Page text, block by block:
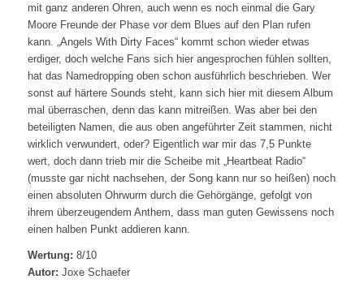
mit ganz anderen Ohren, auch wenn es noch einmal die Gary
Moore Freunde der Phase vor dem Blues auf den Plan rufen
kann. „Angels With Dirty Faces“ kommt schon wieder etwas
erdiger, doch welche Fans sich hier angesprochen fühlen sollten,
hat das Namedropping oben schon ausführlich beschrieben. Wer
sonst auf härtere Sounds steht, kann sich hier mit diesem Album
mal überraschen, denn das kann mitreißen. Was aber bei den
beteiligten Namen, die aus oben angeführter Zeit stammen, nicht
wirklich verwundert, oder? Eigentlich war mir das 7,5 Punkte
wert, doch dann trieb mir die Scheibe mit „Heartbeat Radio“
(musste gar nicht nachsehen, der Song kann nur so heißen) noch
einen absoluten Ohrwurm durch die Gehörgänge, gefolgt von
ihrem überzeugendem Anthem, dass man guten Gewissens noch
einen halben Punkt addieren kann.
Wertung: 8/10
Autor: Joxe Schaefer